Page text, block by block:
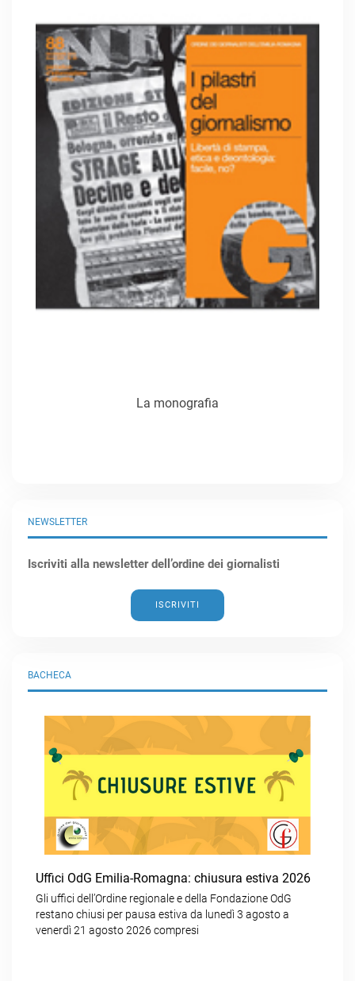
BACHECA
Uffici OdG Emilia-Romagna: chiusura estiva 2026
Gli uffici dell’Ordine regionale e della Fondazione OdG
restano chiusi per pausa estiva da lunedì 3 agosto a
venerdì 21 agosto 2026 compresi
NEWSLETTER
Iscriviti alla newsletter dell’ordine dei giornalisti
ISCRIVITI
La monografia